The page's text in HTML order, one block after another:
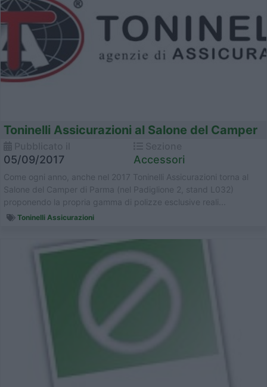
Toninelli Assicurazioni al Salone del Camper
05/09/2017 Accessori
Come ogni anno, anche nel 2017 Toninelli Assicurazioni torna al
Salone del Camper di Parma (nel Padiglione 2, stand L032)
proponendo la propria gamma di polizze esclusive reali...
Toninelli Assicurazioni